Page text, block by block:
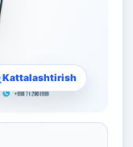
Kattalashtirish